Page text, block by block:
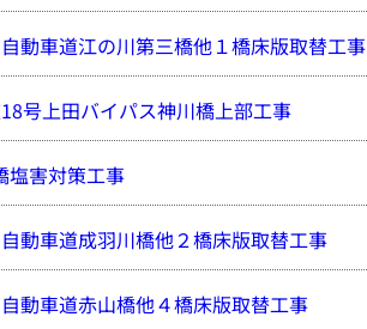
動車道江の川第三橋他１橋床版取替工事
号上田バイパス神川橋上部工事
塩害対策工事
動車道成羽川橋他２橋床版取替工事
動車道赤山橋他４橋床版取替工事